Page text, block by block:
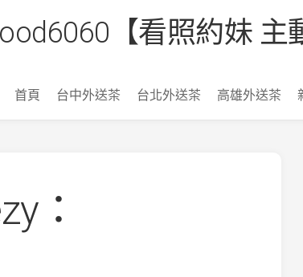
【看照約妹 主
首頁 台中外送茶 台北外送茶 高雄外送茶
：